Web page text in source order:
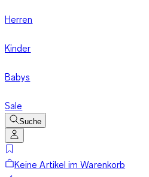
Herren
Kinder
Babys
Sale
Suche
Keine Artikel im Warenkorb